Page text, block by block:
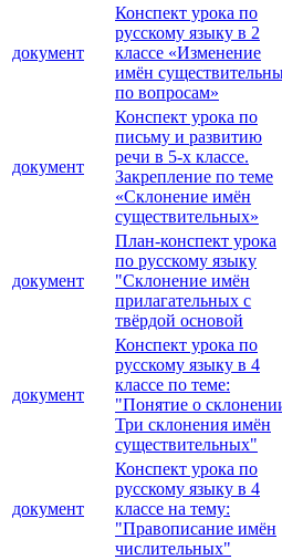
документ
Конспект урока по
русскому языку в 2
классе «Изменение
имён
по вопросам»
документ
Конспект урока по
письму и развитию
речи в 5-х классе.
Закрепление по теме
«Склонение имён
существительных»
документ
План-конспект урока
по русскому языку
"Склонение имён
прилагательных с
твёрдой основой
документ
Конспект урока по
русскому языку в 4
классе по теме:
"Понятие о
Три склонения имён
существительных"
документ
Конспект урока по
русскому языку в 4
классе на тему:
"Правописание имён
числительных"